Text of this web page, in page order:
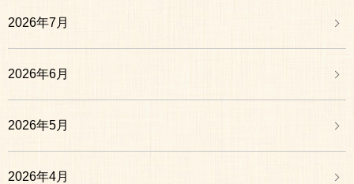
2026年7月
2026年6月
2026年5月
2026年4月